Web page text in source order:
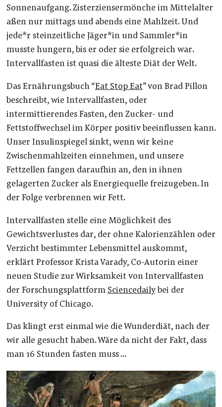
Sonnenaufgang. Zisterziensermönche im Mittelalter
aßen nur mittags und abends eine Mahlzeit. Und
jede*r steinzeitliche Jäger*in und Sammler*in
musste hungern, bis er oder sie erfolgreich war.
Intervallfasten ist quasi die älteste Diät der Welt.
Das Ernährungsbuch “Eat Stop Eat” von Brad Pillon
beschreibt, wie Intervallfasten, oder
intermittierendes Fasten, den Zucker- und
Fettstoffwechsel im Körper positiv beeinflussen kann.
Unser Insulinspiegel sinkt, wenn wir keine
Zwischenmahlzeiten einnehmen, und unsere
Fettzellen fangen daraufhin an, den in ihnen
gelagerten Zucker als Energiequelle freizugeben. In
der Folge verbrennen wir Fett.
Intervallfasten stelle eine Möglichkeit des
Gewichtsverlustes dar, der ohne Kalorienzählen oder
Verzicht bestimmter Lebensmittel auskommt,
erklärt Professor Krista Varady, Co-Autorin einer
neuen Studie zur Wirksamkeit von Intervallfasten
der Forschungsplattform Sciencedailybei der
University of Chicago.
Das klingt erst einmal wie die Wunderdiät, nach der
wir alle gesucht haben. Wäre da nicht der Fakt, dass
man 16 Stunden fasten muss …